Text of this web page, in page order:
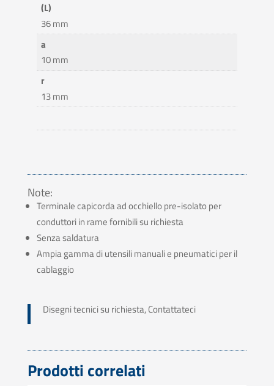
(L)
36 mm
a
10 mm
r
13 mm
Note:
Terminale capicorda ad occhiello pre-isolato per
conduttori in rame fornibili su richiesta
Senza saldatura
Ampia gamma di utensili manuali e pneumatici per il
cablaggio
Disegni tecnici su richiesta, Contattateci
Prodotti correlati